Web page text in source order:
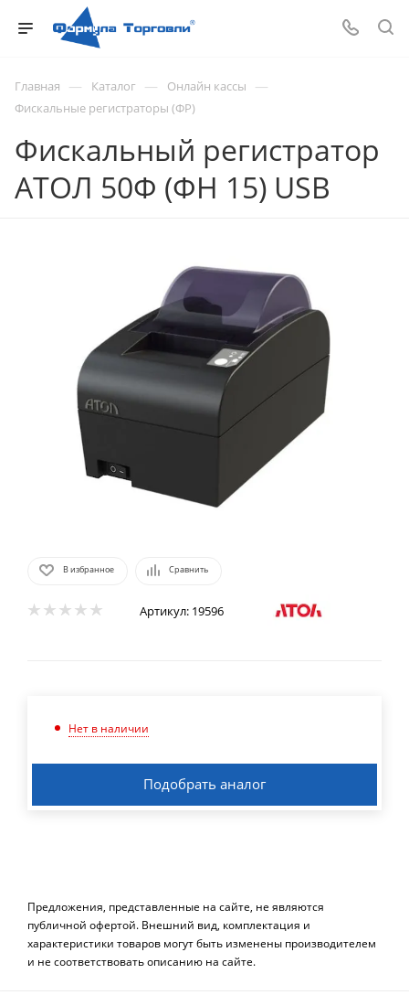
Главная — Каталог — Онлайн кассы —
Фискальные регистраторы (ФР)
Фискальный регистратор
АТОЛ 50Ф (ФН 15) USB
В избранное Сравнить
Артикул: 19596
Нет в наличии
Подобрать аналог
Предложения, представленные на сайте, не являются
публичной офертой. Внешний вид, комплектация и
характеристики товаров могут быть изменены производителем
и не соответствовать описанию на сайте.